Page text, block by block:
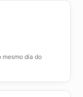
dia do